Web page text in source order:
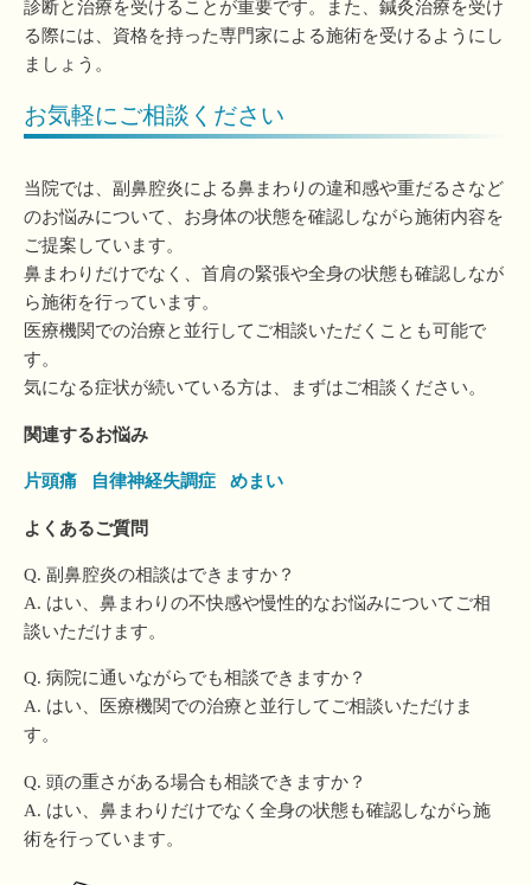
診断と治療を受けることが重要です。また、鍼灸治療を受け
る際には、資格を持った専門家による施術を受けるようにし
ましょう。
お気軽にご相談ください
当院では、副鼻腔炎による鼻まわりの違和感や重だるさなど
のお悩みについて、お身体の状態を確認しながら施術内容を
ご提案しています。
鼻まわりだけでなく、首肩の緊張や全身の状態も確認しなが
ら施術を行っています。
医療機関での治療と並行してご相談いただくことも可能で
す。
気になる症状が続いている方は、まずはご相談ください。
関連するお悩み
片頭痛 自律神経失調症 めまい
よくあるご質問
Q. 副鼻腔炎の相談はできますか？
A. はい、鼻まわりの不快感や慢性的なお悩みについてご相
談いただけます。
Q. 病院に通いながらでも相談できますか？
A. はい、医療機関での治療と並行してご相談いただけま
す。
Q. 頭の重さがある場合も相談できますか？
A. はい、鼻まわりだけでなく全身の状態も確認しながら施
術を行っています。